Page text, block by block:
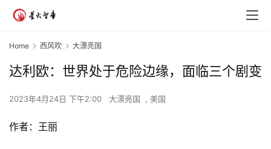
Home 西风吹 大漂亮国
达利欧：世界处于危险边缘，面临三个剧变
2023年4月24日 下午2:00 大漂亮国 , 美国
作者：王丽